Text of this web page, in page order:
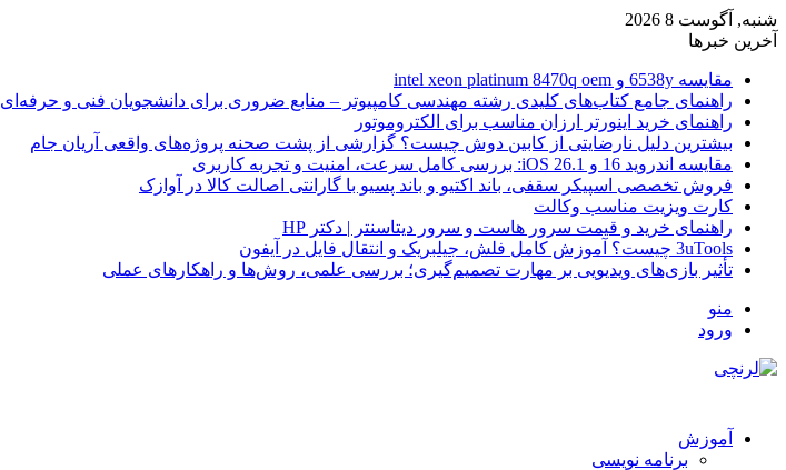
شنبه, آگوست 8 2026
آخرین خبرها
مقایسه 6538y و intel xeon platinum 8470q oem
راهنمای جامع کتاب‌های کلیدی رشته مهندسی کامپیوتر – منابع ضروری برای دانشجویان فنی و حرفه‌ای
راهنمای خرید اینورتر ارزان مناسب برای الکتروموتور
بیشترین دلیل نارضایتی از کابین دوش چیست؟ گزارشی از پشت صحنه پروژه‌های واقعی آریان جام
مقایسه اندروید 16 و iOS 26.1: بررسی کامل سرعت، امنیت و تجربه کاربری
فروش تخصصی اسپیکر سقفی، باند اکتیو و باند پسیو با گارانتی اصالت کالا در آوازک
کارت ویزیت مناسب وکالت
راهنمای خرید و قیمت سرور هاست و سرور دیتاسنتر | دکتر HP
3uTools چیست؟ آموزش کامل فلش، جیلبریک و انتقال فایل در آیفون
تأثیر بازی‌های ویدیویی بر مهارت تصمیم‌گیری؛ بررسی علمی، روش‌ها و راهکارهای عملی
منو
ورود
آموزش
برنامه نویسی